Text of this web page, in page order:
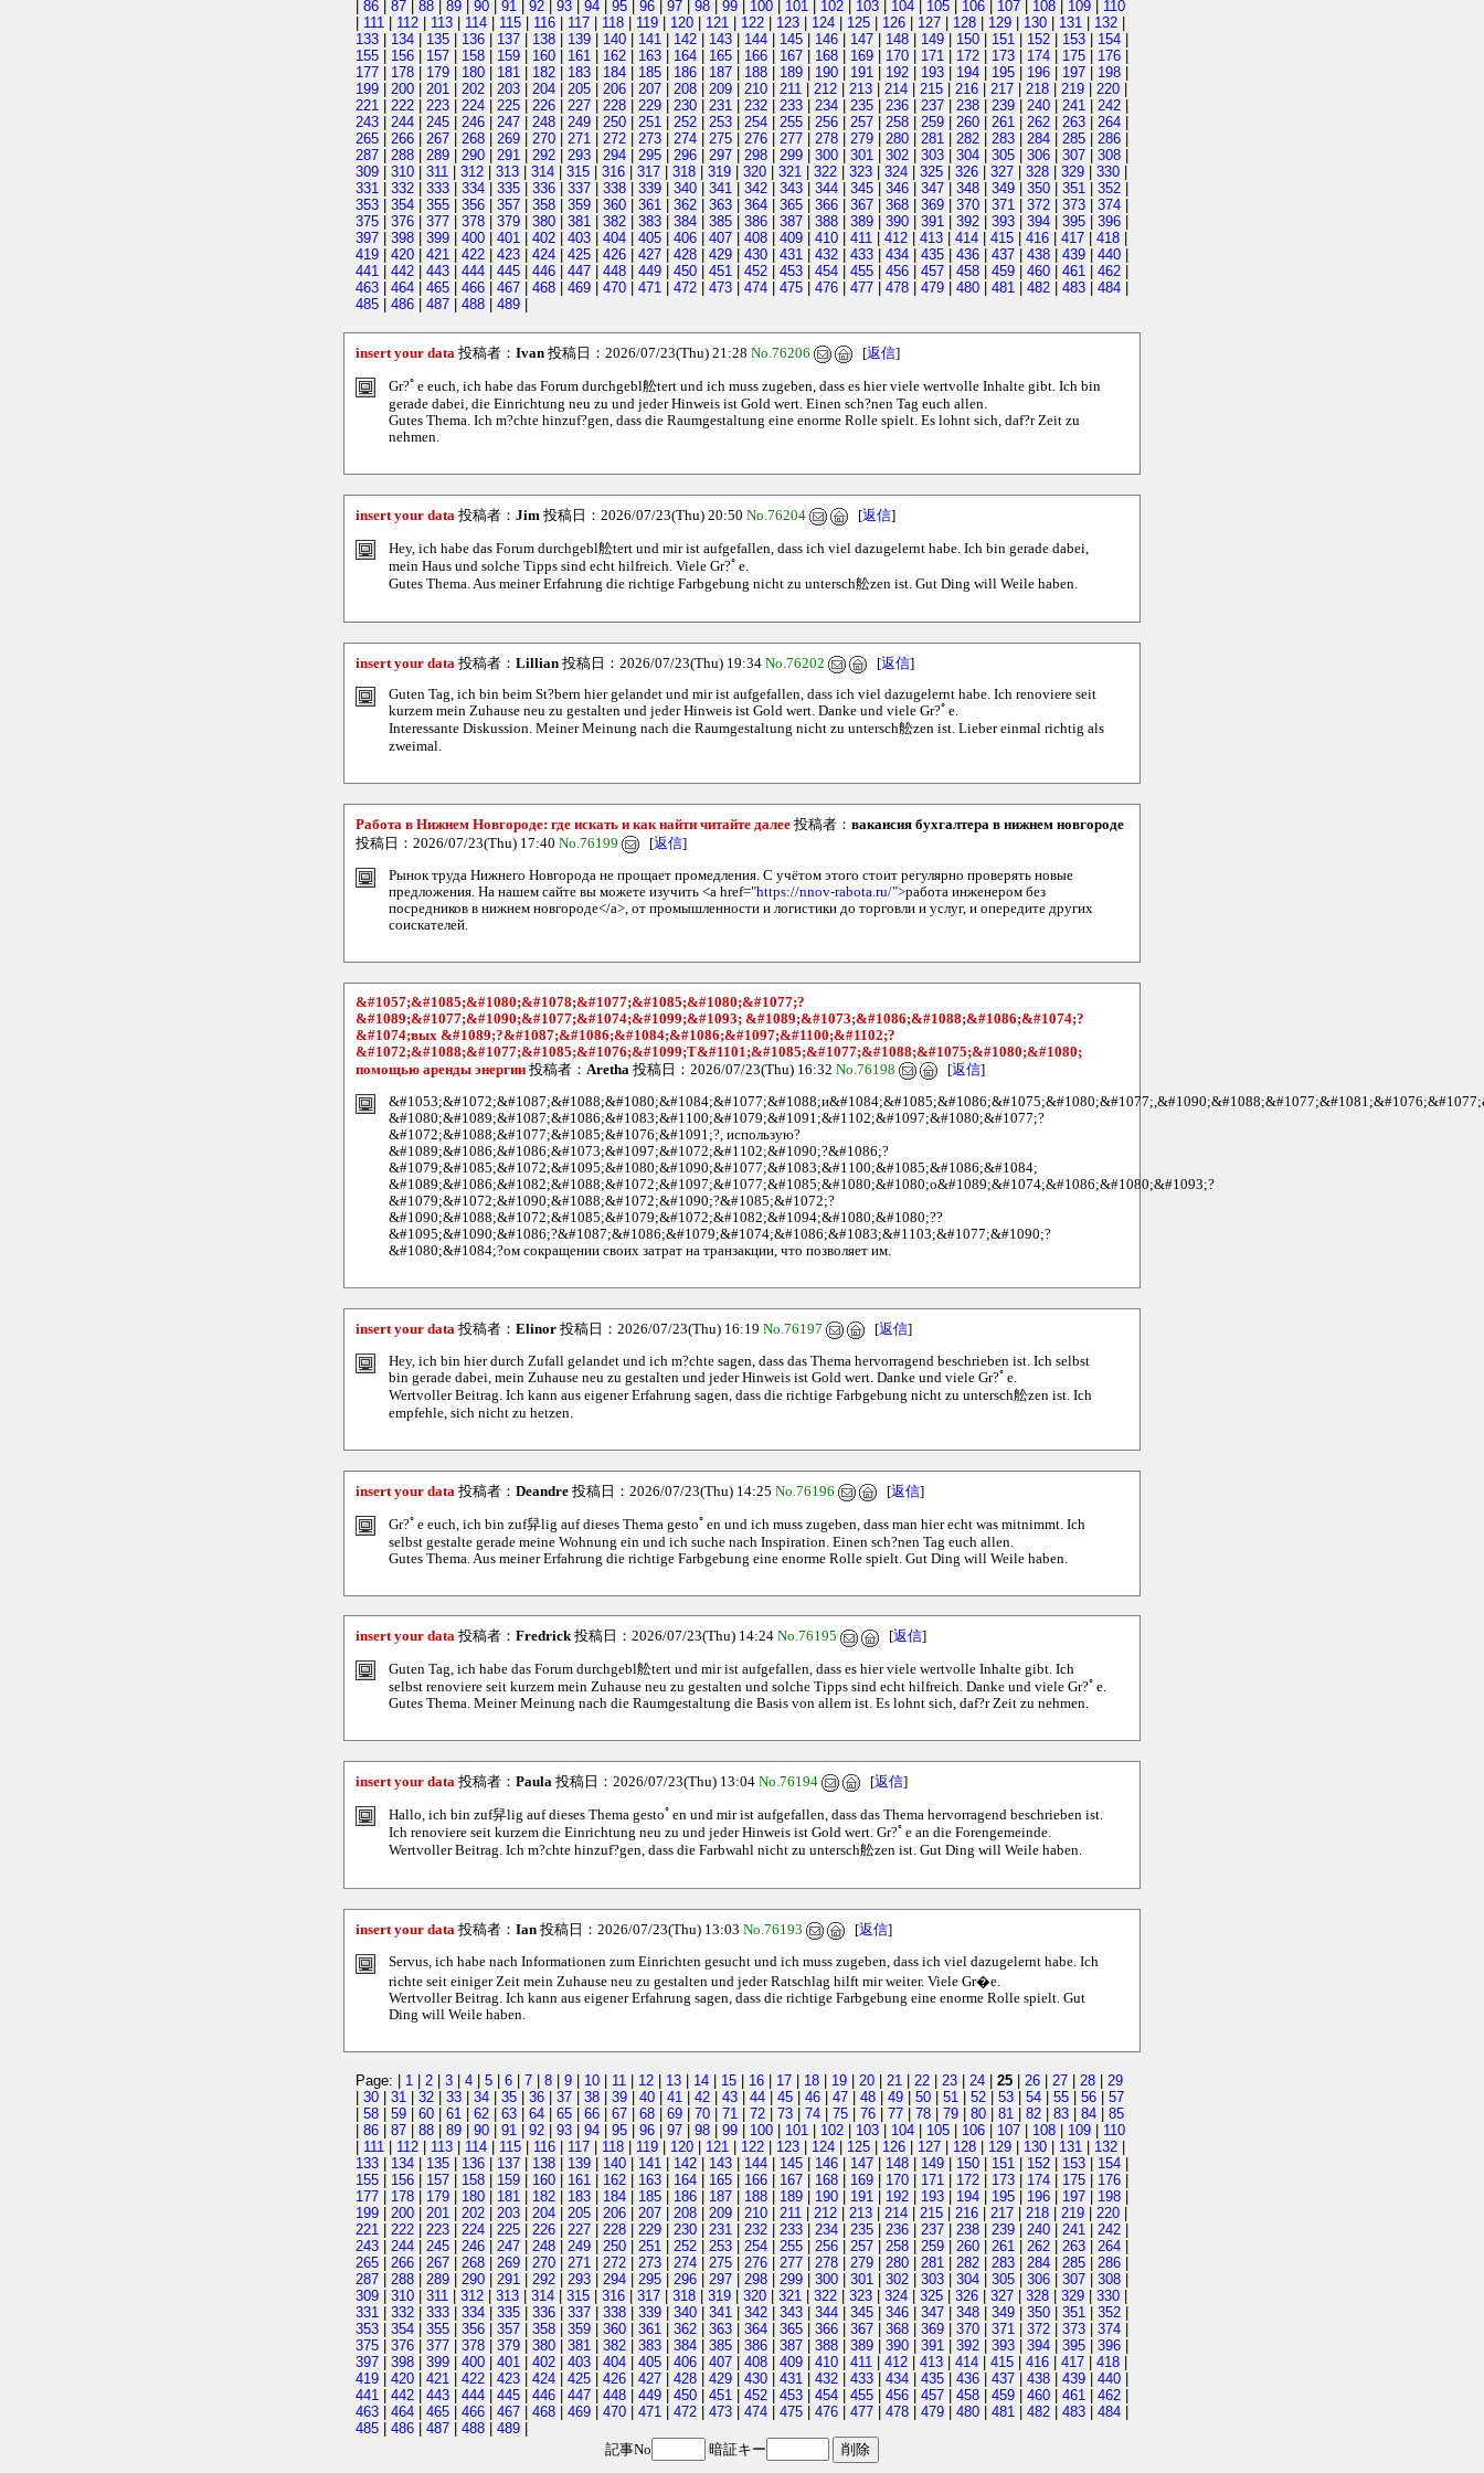
86 87 88 89 90 91 92 93 94 95 96 97 98 99 100 101 102 103 104 105 106 107 108 109
110
111 112 113 114 115 116 117 118 119 120 121 122 123 124 125 126 127 128 129 130 131 132
133
134 135 136 137 138 139 140 141 142 143 144 145 146 147 148 149 150 151 152 153 154
155
156 157 158 159 160 161 162 163 164 165 166 167 168 169 170 171 172 173 174 175 176
177
178 179 180 181 182 183 184 185 186 187 188 189 190 191 192 193 194 195 196 197 198
199
200 201 202 203 204 205 206 207 208 209 210 211 212 213 214 215 216 217 218 219 220
221
222 223 224 225 226 227 228 229 230 231 232 233 234 235 236 237 238 239 240 241 242
243
244 245 246 247 248 249 250 251 252 253 254 255 256 257 258 259 260 261 262 263 264
265
266 267 268 269 270 271 272 273 274 275 276 277 278 279 280 281 282 283 284 285 286
287
288 289 290 291 292 293 294 295 296 297 298 299 300 301 302 303 304 305 306 307 308
309
310 311 312 313 314 315 316 317 318 319 320 321 322 323 324 325 326 327 328 329 330
331
332 333 334 335 336 337 338 339 340 341 342 343 344 345 346 347 348 349 350 351 352
353
354 355 356 357 358 359 360 361 362 363 364 365 366 367 368 369 370 371 372 373 374
375
376 377 378 379 380 381 382 383 384 385 386 387 388 389 390 391 392 393 394 395 396
397
398 399 400 401 402 403 404 405 406 407 408 409 410 411 412 413 414 415 416 417 418
419
420 421 422 423 424 425 426 427 428 429 430 431 432 433 434 435 436 437 438 439 440
441
442 443 444 445 446 447 448 449 450 451 452 453 454 455 456 457 458 459 460 461 462
463
464 465 466 467 468 469 470 471 472 473 474 475 476 477 478 479 480 481 482 483 484
485
486 487 488 489
insert your data 投稿者： Ivan 投稿日：2026/07/23(Thu) 21:28 No.76206 [返信]
Gr?ﾟe euch, ich habe das Forum durchgebl舩tert und ich muss zugeben, dass es hier viele wertvolle Inhalte gibt. Ich bin
gerade dabei, die Einrichtung neu zu und jeder Hinweis ist Gold wert. Einen sch?nen Tag euch allen.
Gutes Thema. Ich m?chte hinzuf?gen, dass die Raumgestaltung eine enorme Rolle spielt. Es lohnt sich, daf?r Zeit zu
nehmen.
insert your data 投稿者： Jim 投稿日：2026/07/23(Thu) 20:50 No.76204 [返信]
Hey, ich habe das Forum durchgebl舩tert und mir ist aufgefallen, dass ich viel dazugelernt habe. Ich bin gerade dabei,
mein Haus und solche Tipps sind echt hilfreich. Viele Gr?ﾟe.
Gutes Thema. Aus meiner Erfahrung die richtige Farbgebung nicht zu untersch舩zen ist. Gut Ding will Weile haben.
insert your data 投稿者： Lillian 投稿日：2026/07/23(Thu) 19:34 No.76202 [返信]
Guten Tag, ich bin beim St?bern hier gelandet und mir ist aufgefallen, dass ich viel dazugelernt habe. Ich renoviere seit
kurzem mein Zuhause neu zu gestalten und jeder Hinweis ist Gold wert. Danke und viele Gr?ﾟe.
Interessante Diskussion. Meiner Meinung nach die Raumgestaltung nicht zu untersch舩zen ist. Lieber einmal richtig als
zweimal.
Работа в Нижнем Новгороде: где искать и как найти читайте далее 投稿者： вакансия бухгалтера в нижнем новгороде
投稿日：2026/07/23(Thu) 17:40 No.76199 [返信]
Рынок труда Нижнего Новгорода не прощает промедления. С учётом этого стоит регулярно проверять новые
предложения. На нашем сайте вы можете изучить <a href="https://nnov-rabota.ru/">работа инженером без
посредников в нижнем новгороде</a>, от промышленности и логистики до торговли и услуг, и опередите других
соискателей.
&#1057;&#1085;&#1080;&#1078;&#1077;&#1085;&#1080;&#1077;?
&#1089;&#1077;&#1090;&#1077;&#1074;&#1099;&#1093; &#1089;&#1073;&#1086;&#1088;&#1086;&#1074;?
&#1074;вых &#1089;?&#1087;&#1086;&#1084;&#1086;&#1097;&#1100;&#1102;?
&#1072;&#1088;&#1077;&#1085;&#1076;&#1099;T&#1101;&#1085;&#1077;&#1088;&#1075;&#1080;&#1080;
помощью аренды энергии 投稿者： Aretha 投稿日：2026/07/23(Thu) 16:32 No.76198 [返信]
&#1080;&#1089;&#1087;&#1086;&#1083;&#1100;&#1079;&#1091;&#1102;&#1097;&#1080;&#1077;?
&#1072;&#1088;&#1077;&#1085;&#1076;&#1091;?, использую?
&#1089;&#1086;&#1086;&#1073;&#1097;&#1072;&#1102;&#1090;?&#1086;?
&#1079;&#1085;&#1072;&#1095;&#1080;&#1090;&#1077;&#1083;&#1100;&#1085;&#1086;&#1084;
&#1089;&#1086;&#1082;&#1088;&#1072;&#1097;&#1077;&#1085;&#1080;&#1080;o&#1089;&#1074;&#1086;&#1080;&#1093;?
&#1079;&#1072;&#1090;&#1088;&#1072;&#1090;?&#1085;&#1072;?
&#1090;&#1088;&#1072;&#1085;&#1079;&#1072;&#1082;&#1094;&#1080;&#1080;??
&#1095;&#1090;&#1086;?&#1087;&#1086;&#1079;&#1074;&#1086;&#1083;&#1103;&#1077;&#1090;?
&#1080;&#1084;?ом сокращении своих затрат на транзакции, что позволяет им.
insert your data 投稿者： Elinor 投稿日：2026/07/23(Thu) 16:19 No.76197 [返信]
Hey, ich bin hier durch Zufall gelandet und ich m?chte sagen, dass das Thema hervorragend beschrieben ist. Ich selbst
bin gerade dabei, mein Zuhause neu zu gestalten und jeder Hinweis ist Gold wert. Danke und viele Gr?ﾟe.
Wertvoller Beitrag. Ich kann aus eigener Erfahrung sagen, dass die richtige Farbgebung nicht zu untersch舩zen ist. Ich
empfehle, sich nicht zu hetzen.
insert your data 投稿者： Deandre 投稿日：2026/07/23(Thu) 14:25 No.76196 [返信]
Gr?ﾟe euch, ich bin zuf舁lig auf dieses Thema gestoﾟen und ich muss zugeben, dass man hier echt was mitnimmt. Ich
selbst gestalte gerade meine Wohnung ein und ich suche nach Inspiration. Einen sch?nen Tag euch allen.
Gutes Thema. Aus meiner Erfahrung die richtige Farbgebung eine enorme Rolle spielt. Gut Ding will Weile haben.
insert your data 投稿者： Fredrick投稿日：2026/07/23(Thu) 14:24 No.76195 [返信]
Guten Tag, ich habe das Forum durchgebl舩tert und mir ist aufgefallen, dass es hier viele wertvolle Inhalte gibt. Ich
selbst renoviere seit kurzem mein Zuhause neu zu gestalten und solche Tipps sind echt hilfreich. Danke und viele Gr?ﾟe.
Gutes Thema. Meiner Meinung nach die Raumgestaltung die Basis von allem ist. Es lohnt sich, daf?r Zeit zu nehmen.
insert your data 投稿者： Paula 投稿日：2026/07/23(Thu) 13:04 No.76194 [返信]
Hallo, ich bin zuf舁lig auf dieses Thema gestoﾟen und mir ist aufgefallen, dass das Thema hervorragend beschrieben ist.
Ich renoviere seit kurzem die Einrichtung neu zu und jeder Hinweis ist Gold wert. Gr?ﾟe an die Forengemeinde.
Wertvoller Beitrag. Ich m?chte hinzuf?gen, dass die Farbwahl nicht zu untersch舩zen ist. Gut Ding will Weile haben.
insert your data 投稿者： Ian 投稿日：2026/07/23(Thu) 13:03 No.76193 [返信]
Servus, ich habe nach Informationen zum Einrichten gesucht und ich muss zugeben, dass ich viel dazugelernt habe. Ich
richte seit einiger Zeit mein Zuhause neu zu gestalten und jeder Ratschlag hilft mir weiter. Viele Gr�e.
Wertvoller Beitrag. Ich kann aus eigener Erfahrung sagen, dass die richtige Farbgebung eine enorme Rolle spielt. Gut
Ding will Weile haben.
Page: | 1 | 2 | 3 | 4 | 5 | 6 | 7 | 8 | 9 | 10 | 11 | 12 | 13 | 14 | 15 | 16 | 17 | 18 | 19 | 20 | 21 | 22 | 23 | 24 | 25 | 26 | 27 | 28 | 29
| 30 | 31 | 32 | 33 | 34 | 35 | 36 | 37 | 38 | 39 | 40 | 41 | 42 | 43 | 44 | 45 | 46 | 47 | 48 | 49 | 50 | 51 | 52 | 53 | 54 | 55 | 56 | 57
| 58 | 59 | 60 | 61 | 62 | 63 | 64 | 65 | 66 | 67 | 68 | 69 | 70 | 71 | 72 | 73 | 74 | 75 | 76 | 77 | 78 | 79 | 80 | 81 | 82 | 83 | 84 | 85
| 86 | 87 | 88 | 89 | 90 | 91 | 92 | 93 | 94 | 95 | 96 | 97 | 98 | 99 | 100 | 101 | 102 | 103 | 104 | 105 | 106 | 107 | 108 | 109 | 110
| 111 | 112 | 113 | 114 | 115 | 116 | 117 | 118 | 119 | 120 | 121 | 122 | 123 | 124 | 125 | 126 | 127 | 128 | 129 | 130 | 131 | 132 |
133 | 134 | 135 | 136 | 137 | 138 | 139 | 140 | 141 | 142 | 143 | 144 | 145 | 146 | 147 | 148 | 149 | 150 | 151 | 152 | 153 | 154 |
155 | 156 | 157 | 158 | 159 | 160 | 161 | 162 | 163 | 164 | 165 | 166 | 167 | 168 | 169 | 170 | 171 | 172 | 173 | 174 | 175 | 176 |
177 | 178 | 179 | 180 | 181 | 182 | 183 | 184 | 185 | 186 | 187 | 188 | 189 | 190 | 191 | 192 | 193 | 194 | 195 | 196 | 197 | 198 |
199 | 200 | 201 | 202 | 203 | 204 | 205 | 206 | 207 | 208 | 209 | 210 | 211 | 212 | 213 | 214 | 215 | 216 | 217 | 218 | 219 | 220 |
221 | 222 | 223 | 224 | 225 | 226 | 227 | 228 | 229 | 230 | 231 | 232 | 233 | 234 | 235 | 236 | 237 | 238 | 239 | 240 | 241 | 242 |
243 | 244 | 245 | 246 | 247 | 248 | 249 | 250 | 251 | 252 | 253 | 254 | 255 | 256 | 257 | 258 | 259 | 260 | 261 | 262 | 263 | 264 |
265 | 266 | 267 | 268 | 269 | 270 | 271 | 272 | 273 | 274 | 275 | 276 | 277 | 278 | 279 | 280 | 281 | 282 | 283 | 284 | 285 | 286 |
287 | 288 | 289 | 290 | 291 | 292 | 293 | 294 | 295 | 296 | 297 | 298 | 299 | 300 | 301 | 302 | 303 | 304 | 305 | 306 | 307 | 308 |
309 | 310 | 311 | 312 | 313 | 314 | 315 | 316 | 317 | 318 | 319 | 320 | 321 | 322 | 323 | 324 | 325 | 326 | 327 | 328 | 329 | 330 |
331 | 332 | 333 | 334 | 335 | 336 | 337 | 338 | 339 | 340 | 341 | 342 | 343 | 344 | 345 | 346 | 347 | 348 | 349 | 350 | 351 | 352 |
353 | 354 | 355 | 356 | 357 | 358 | 359 | 360 | 361 | 362 | 363 | 364 | 365 | 366 | 367 | 368 | 369 | 370 | 371 | 372 | 373 | 374 |
375 | 376 | 377 | 378 | 379 | 380 | 381 | 382 | 383 | 384 | 385 | 386 | 387 | 388 | 389 | 390 | 391 | 392 | 393 | 394 | 395 | 396 |
397 | 398 | 399 | 400 | 401 | 402 | 403 | 404 | 405 | 406 | 407 | 408 | 409 | 410 | 411 | 412 | 413 | 414 | 415 | 416 | 417 | 418 |
419 | 420 | 421 | 422 | 423 | 424 | 425 | 426 | 427 | 428 | 429 | 430 | 431 | 432 | 433 | 434 | 435 | 436 | 437 | 438 | 439 | 440 |
441 | 442 | 443 | 444 | 445 | 446 | 447 | 448 | 449 | 450 | 451 | 452 | 453 | 454 | 455 | 456 | 457 | 458 | 459 | 460 | 461 | 462 |
463 | 464 | 465 | 466 | 467 | 468 | 469 | 470 | 471 | 472 | 473 | 474 | 475 | 476 | 477 | 478 | 479 | 480 | 481 | 482 | 483 | 484 |
485 | 486 | 487 | 488 | 489 |
記事No 暗証キー